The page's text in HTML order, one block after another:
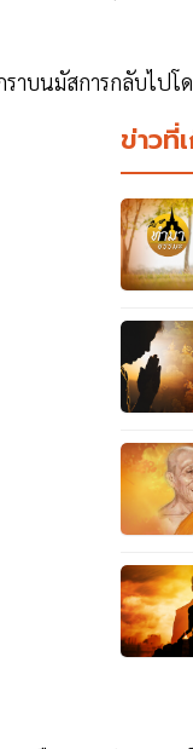
าบนมัสการกลับไปโด
ข่าวที่